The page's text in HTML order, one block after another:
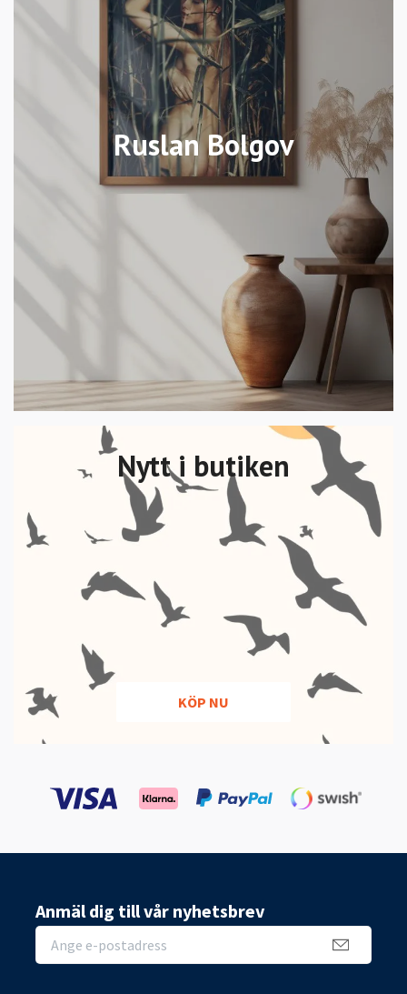
Ruslan Bolgov
Nytt i butiken
KÖP NU
Anmäl dig till vår nyhetsbrev